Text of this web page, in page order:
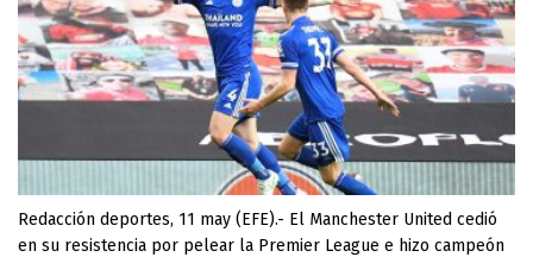
Redacción deportes, 11 may (EFE).- El Manchester United cedió
en su resistencia por pelear la Premier League e hizo campeón